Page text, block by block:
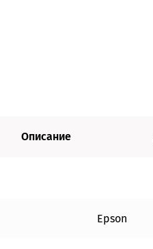
Описание
Epson